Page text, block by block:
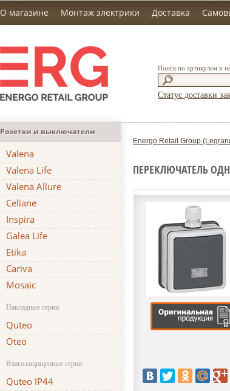
О магазине Монтаж электрики Доставка
Поиск по артикулам и
Статус доставки
Розетки и выключатели
Valena
Valena Life
Valena Allure
Celiane
Inspira
Galea Life
Etika
Cariva
Mosaic
Накладные серии
Quteo
Oteo
Влагозащищенные серии
Quteo IP44
Energo Retail Group
ПЕРЕКЛЮЧАТЕЛЬ